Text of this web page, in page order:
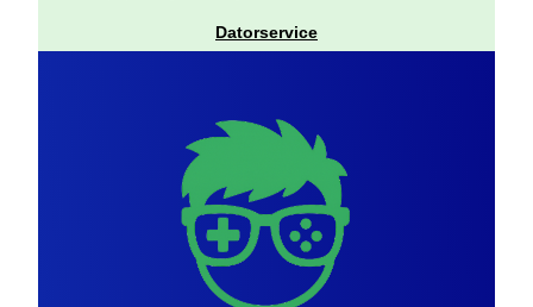
Datorservice